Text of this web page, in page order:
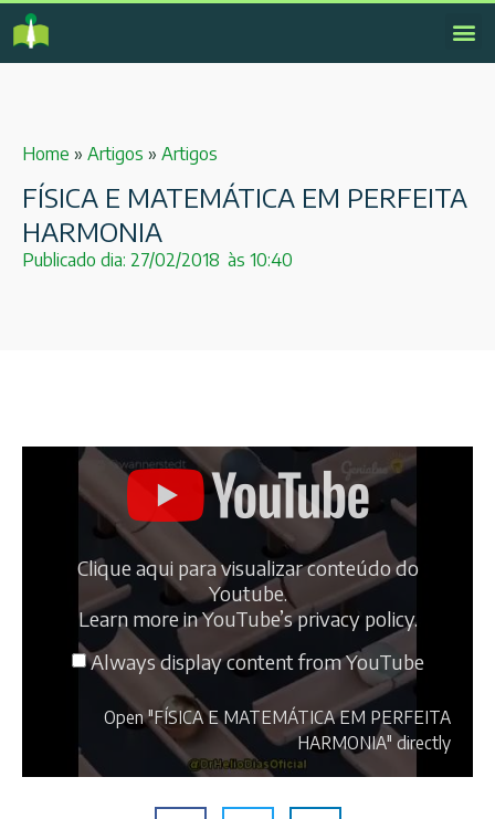
Home » Artigos » Artigos
FÍSICA E MATEMÁTICA EM PERFEITA
HARMONIA
Publicado dia: 27/02/2018 às 10:40
Clique aqui para visualizar conteúdo do
Youtube.
Learn more inYouTube’s privacy policy.
Always display content from YouTube
Open "FÍSICA E MATEMÁTICA EM PERFEITA
HARMONIA" directly